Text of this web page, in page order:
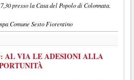
presso la Casa del Popolo di Colonnata.
Comune Sesto Fiorentino
AL VIA LE ADESIONI ALLA